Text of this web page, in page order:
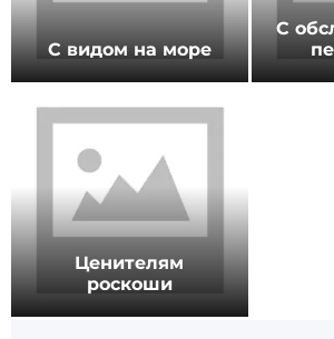
С видом на море
С
Ценителям
роскоши